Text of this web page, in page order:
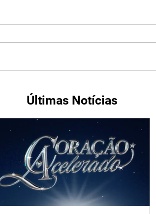
Últimas Notícias